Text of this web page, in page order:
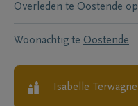
Overleden te Oostende op
Woonachtig te Oostende
Isabelle Terwagne